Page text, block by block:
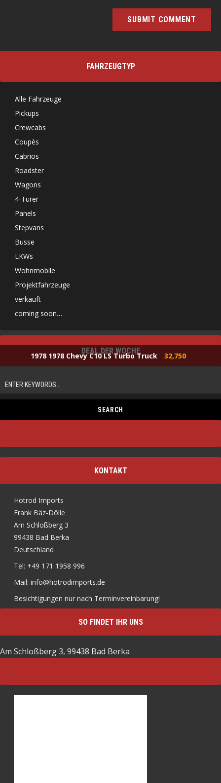
FAHRZEUGTYP
Alle Fahrzeuge
Pickups
Crewcabs
Coupès
Cabrios
Roadster
Wagons
4-Türer
Panels
Stepvans
Busse
LKWs
Wohnmobile
Projektfahrzeuge
verkauft
coming soon…
DEAL DER WOCHE
1978 1978 Chevy C10 LS Turbo Truck 32,750
KONTAKT
Hotrod Imports
Frank Bäz-Dölle
Am Schloßberg 3
99438 Bad Berka
Deutschland
Tel: +49 171 1958 996
Mail: info@hotrodimports.de
Besichtigungen nur nach Terminvereinbarung!
SO FINDET IHR UNS
Am Schloßberg 3, 99438 Bad Berka